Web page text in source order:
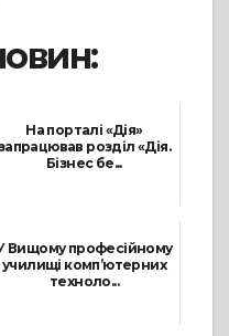
На порталі «Дія»
розділ «Дія.
Бізнес бе...
Вищому професійному
училищі комп’ютерних
техноло...